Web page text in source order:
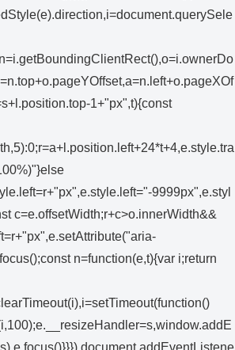
1+"px",t){const
9999px",e.styl
c=e.offsetWidth;r+c>o.innerWidth&&
n=function(e,t){var i;return